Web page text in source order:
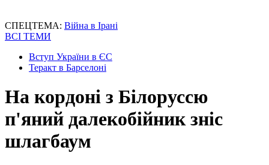
СПЕЦТЕМА: Війна в Ірані
ВСІ ТЕМИ
Вступ України в ЄС
Теракт в Барселоні
На кордоні з Білоруссю
п'яний далекобійник зніс
шлагбаум